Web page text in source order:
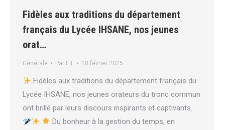
Fidèles aux traditions du département
français du Lycée IHSANE, nos jeunes
orat…
Générale Par E L 18 février 2025
Fidèles aux traditions du département français du
Lycée IHSANE, nos jeunes orateurs du tronc commun
ont brillé par leurs discours inspirants et captivants.
Du bonheur à la gestion du temps, en